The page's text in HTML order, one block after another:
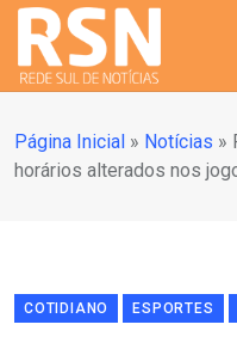
Página Inicial » Notícias »
horários alterados nos
COTIDIANO ESPORTES